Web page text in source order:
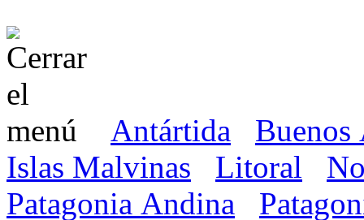
Antártida
Buenos
Islas Malvinas
Litoral
Patagonia Andina